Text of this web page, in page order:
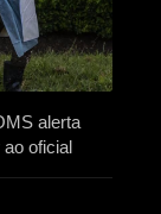
alerta
oficial